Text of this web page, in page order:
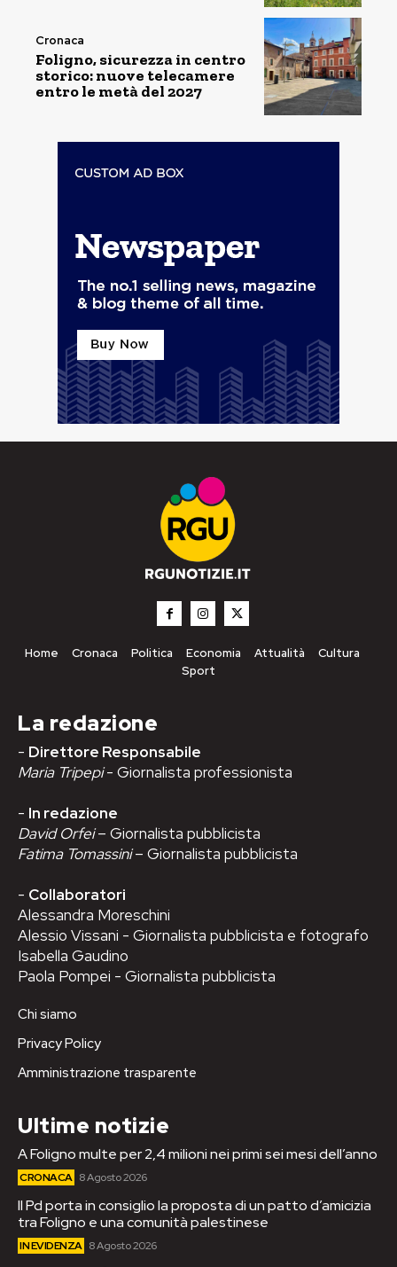
Cronaca
Foligno, sicurezza in centro
storico: nuove telecamere
entro le metà del 2027
Home Cronaca Politica Economia Attualità
Cultura
Sport
La redazione
- Direttore Responsabile
Maria Tripepi- Giornalista professionista
- In redazione
David Orfei– Giornalista pubblicista
Fatima Tomassini– Giornalista pubblicista
- Collaboratori
Alessandra Moreschini
Alessio Vissani - Giornalista pubblicista e fotografo
Isabella Gaudino
Paola Pompei - Giornalista pubblicista
Chi siamo
Privacy Policy
Amministrazione trasparente
Ultime notizie
A Foligno multe per 2,4 milioni nei primi sei mesi dell’anno
CRONACA 8 Agosto 2026
Il Pd porta in consiglio la proposta di un patto d’amicizia
tra Foligno e una comunità palestinese
IN EVIDENZA 8 Agosto 2026